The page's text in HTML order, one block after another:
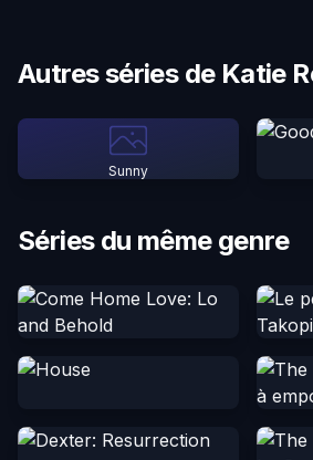
Autres séries de Katie
Sunny
Séries du même genre